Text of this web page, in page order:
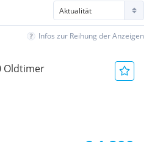
Infos zur Reihung der Anzeigen
Oldtimer